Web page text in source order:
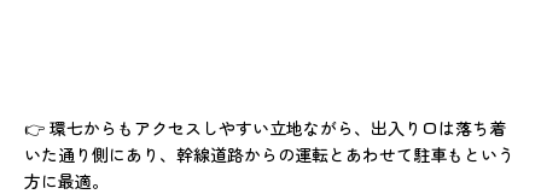
👉 環七からもアクセスしやすい立地ながら、出入り口は落ち着
いた通り側にあり、幹線道路からの運転とあわせて駐車もという
方に最適。